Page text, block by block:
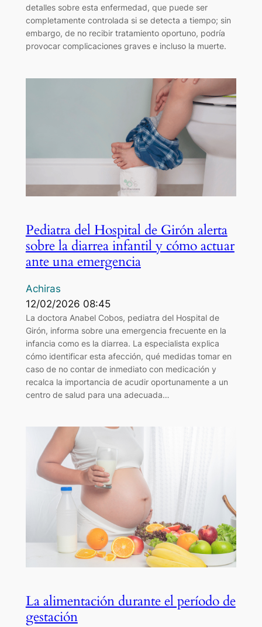
detalles sobre esta enfermedad, que puede ser
completamente controlada si se detecta a tiempo; sin
embargo, de no recibir tratamiento oportuno, podría
provocar complicaciones graves e incluso la muerte.
Pediatra del Hospital de Girón alerta
sobre la diarrea infantil y cómo actuar
ante una emergencia
Achiras
12/02/2026 08:45
La doctora Anabel Cobos, pediatra del Hospital de
Girón, informa sobre una emergencia frecuente en la
infancia como es la diarrea. La especialista explica
cómo identificar esta afección, qué medidas tomar en
caso de no contar de inmediato con medicación y
recalca la importancia de acudir oportunamente a un
centro de salud para una adecuada…
La alimentación durante el período de
gestación